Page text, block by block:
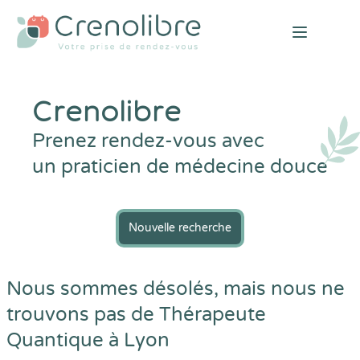
Open
Crenolibre
Prenez rendez-vous avec
un praticien de médecine douce
Nouvelle recherche
Nous sommes désolés, mais nous ne
trouvons pas de Thérapeute
Quantique à Lyon